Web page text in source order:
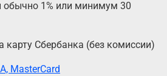
обычно 1% или минимум 30
карту Сбербанка (без комиссии)
MasterCard